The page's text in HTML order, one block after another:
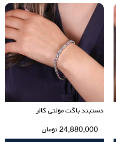
دستبند باگت مولتی کالر
24,880,000تومان